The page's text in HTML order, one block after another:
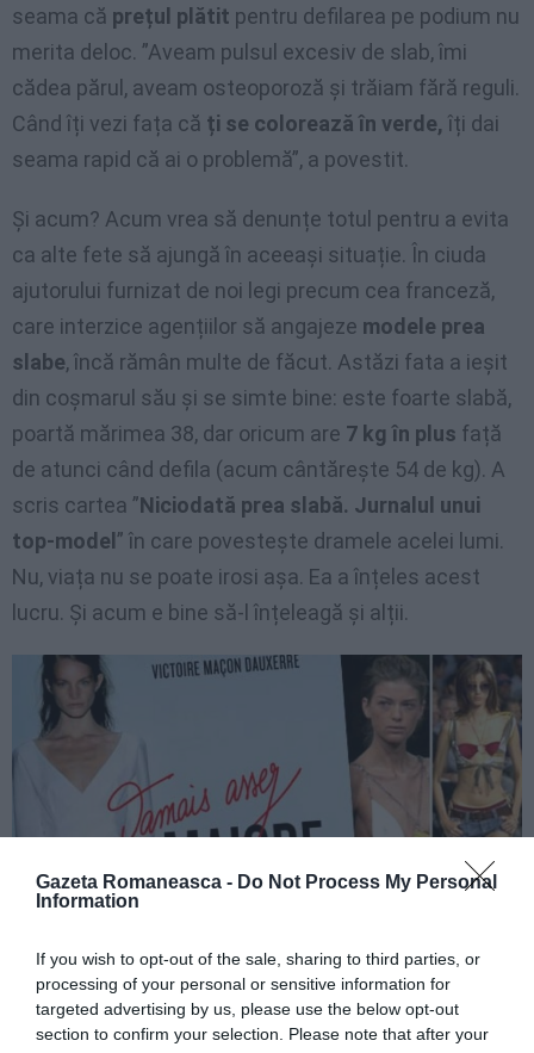
Gazeta Romaneasca - Do Not Process My Personal
Information
If you wish to opt-out of the sale, sharing to third parties, or
processing of your personal or sensitive information for
targeted advertising by us, please use the below opt-out
section to confirm your selection. Please note that after your
seama că prețul plătit pentru defilarea pe podium nu
merita deloc. ”Aveam pulsul excesiv de slab, îmi
cădea părul, aveam osteoporoză și trăiam fără reguli.
Când îți vezi fața că ți se colorează în verde, îți dai
seama rapid că ai o problemă”, a povestit.
Și acum? Acum vrea să denunțe totul pentru a evita
ca alte fete să ajungă în aceeași situație. În ciuda
ajutorului furnizat de noi legi precum cea franceză,
care interzice agențiilor să angajeze modele prea
slabe, încă rămân multe de făcut. Astăzi fata a ieșit
din coșmarul său și se simte bine: este foarte slabă,
poartă mărimea 38, dar oricum are 7 kg în plus față
de atunci când defila (acum cântărește 54 de kg). A
scris cartea ”Niciodată prea slabă. Jurnalul unui
top-model ” în care povestește dramele acelei lumi.
Nu, viața nu se poate irosi așa. Ea a înțeles acest
lucru. Și acum e bine să-l înțeleagă și alții.